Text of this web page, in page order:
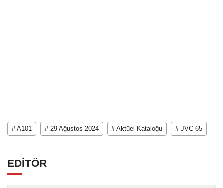
# A101 # 29 Ağustos 2024 # Aktüel Kataloğu # JVC 65
EDİTÖR